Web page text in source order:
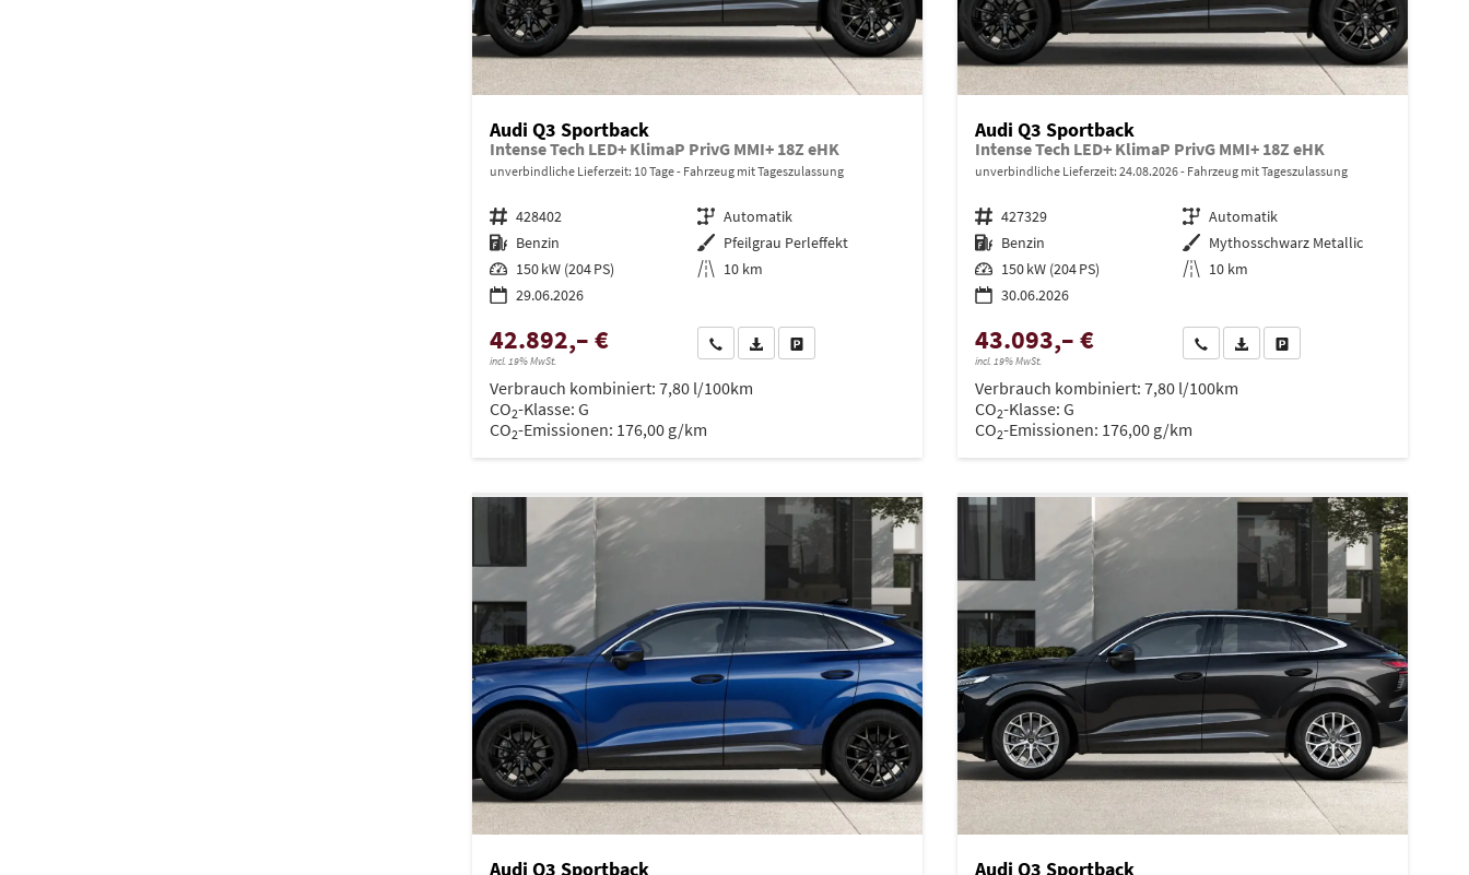
Audi Q3 Sportback
Intense Tech LED+ KlimaP PrivG MMI+ 18Z eHK
unverbindliche Lieferzeit: 10 Tage Fahrzeug mit Tageszulassung
Fahrzeugnr. 428402 Getriebe Automatik
Kraftstoff Benzin Außenfarbe Pfeilgrau Perleffekt
Leistung 150 kW (204 PS) Kilometerstand 10 km
29.06.2026
42.892,– €
incl. 19% MwSt.
Wir rufen Sie an
PDF-Datei, Fahrzeugexposé drucken
Drucken, parken oder vergleichen
Verbrauch kombiniert: 7,80 l/100km
CO2-Klasse: G
CO2-Emissionen: 176,00 g/km
Audi Q3 Sportback
Intense Tech LED+ KlimaP PrivG MMI+ 18Z eHK
unverbindliche Lieferzeit: 24.08.2026 Fahrzeug mit Tageszulassung
Fahrzeugnr. 427329 Getriebe Automatik
Kraftstoff Benzin Außenfarbe Mythosschwarz Metallic
Leistung 150 kW (204 PS) Kilometerstand 10 km
30.06.2026
43.093,– €
incl. 19% MwSt.
Wir rufen Sie an
PDF-Datei, Fahrzeugexposé drucken
Drucken, parken oder
Verbrauch kombiniert: 7,80 l/100km
CO2-Klasse: G
CO2-Emissionen: 176,00 g/km
Audi Q3 Sportback Audi Q3 Sportback